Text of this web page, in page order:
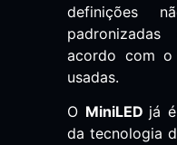
definições
acordo com
usadas.
O MiniLED já
da tecnologia